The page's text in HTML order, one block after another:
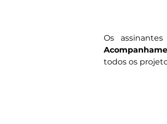
Os assinantes
todos os